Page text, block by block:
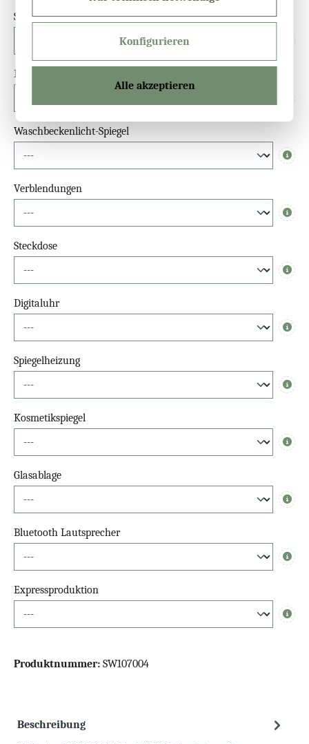
Sensor
Dimmfunktion
Waschbeckenlicht-Spiegel
Info
Verblendungen
Info
Steckdose
Info
Digitaluhr
Info
Spiegelheizung
Info
Kosmetikspiegel
Info
Glasablage
Info
Bluetooth Lautsprecher
Info
Expressproduktion
Info
Produktnummer: SW107004
Beschreibung
Konfigurieren
Alle akzeptieren